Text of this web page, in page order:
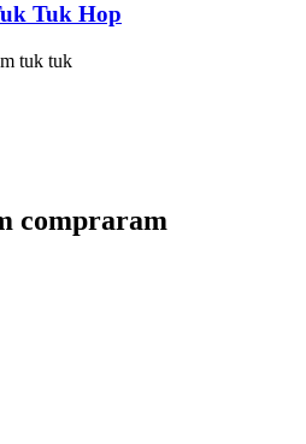
Tuk Hop
tuk tuk
compraram